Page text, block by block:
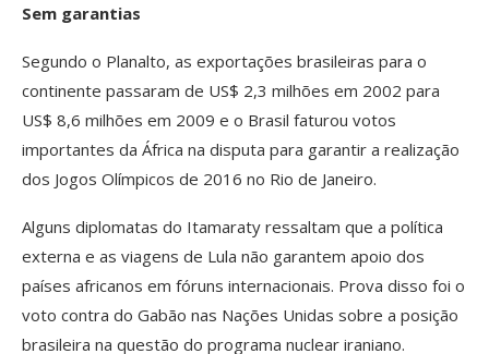
Sem garantias
Segundo o Planalto, as exportações brasileiras para o
continente passaram de US$ 2,3 milhões em 2002 para
US$ 8,6 milhões em 2009 e o Brasil faturou votos
importantes da África na disputa para garantir a realização
dos Jogos Olímpicos de 2016 no Rio de Janeiro.
Alguns diplomatas do Itamaraty ressaltam que a política
externa e as viagens de Lula não garantem apoio dos
países africanos em fóruns internacionais. Prova disso foi o
voto contra do Gabão nas Nações Unidas sobre a posição
brasileira na questão do programa nuclear iraniano.